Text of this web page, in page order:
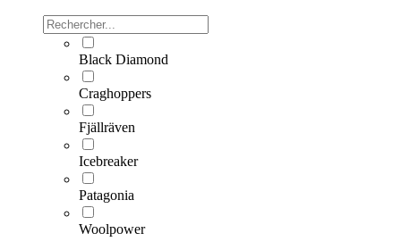
Black Diamond
Craghoppers
Fjällräven
Icebreaker
Patagonia
Woolpower